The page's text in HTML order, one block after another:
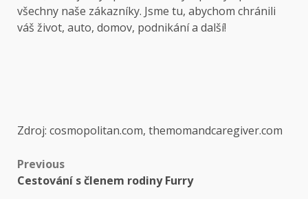
všechny naše zákazníky. Jsme tu, abychom chránili
váš život, auto, domov, podnikání a další!
Zdroj: cosmopolitan.com, themomandcaregiver.com
Previous
Cestování s členem rodiny Furry